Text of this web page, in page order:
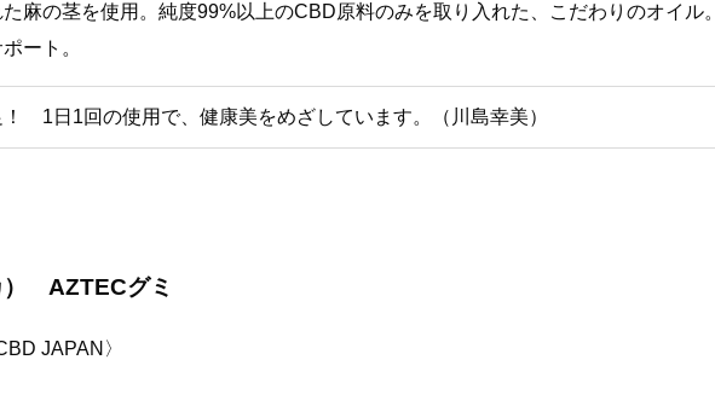
麻の茎を使用。純度99%以上のCBD原料のみを取り入れた、こだわりのオイル。
ート。
1日1回の使用で、健康美をめざしています。（川島幸美）
） AZTECグミ
JAPAN〉